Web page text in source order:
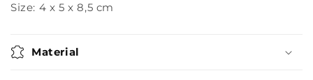
Size: 4 x 5 x 8,5 cm
Material